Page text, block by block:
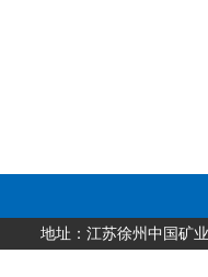
地址：江苏徐州中国